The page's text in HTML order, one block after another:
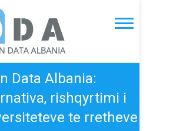
Data Albania
Data Albania:
rishqyrtimi i
te rretheve